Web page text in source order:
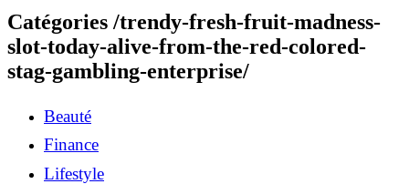
Catégories /trendy-fresh-fruit-madness-
slot-today-alive-from-the-red-colored-
stag-gambling-enterprise/
Beauté
Finance
Lifestyle